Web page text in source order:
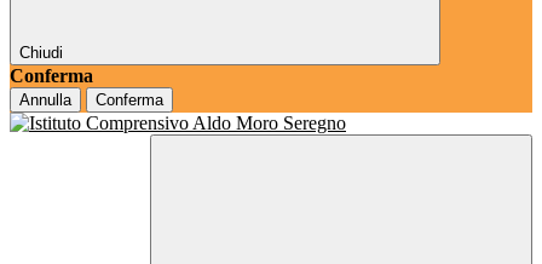
Chiudi
Conferma
Annulla Conferma